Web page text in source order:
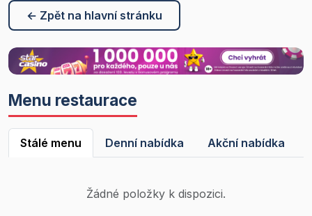
← Zpět na hlavní stránku
Menu restaurace
Stálé menu Denní nabídka Akční nabídka
Žádné položky k dispozici.